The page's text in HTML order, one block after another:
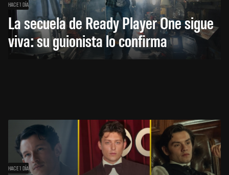
HACE 1 DÍA
La secuela de Ready Player One sigue
viva: su guionista lo confirma
HACE 1 DÍA